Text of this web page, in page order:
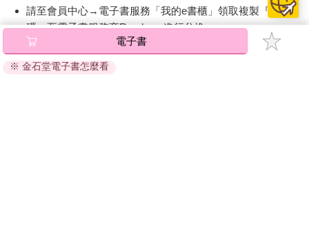
重要的是，必須了解對方也有自己的第一和第二的部分。
因此，必須尊重對方的第一和第二部分，如果無法做到這一點，
就不可能建立良好的關係。
不妨回顧一下自己至今為止的人際關係。好朋友、發自內心尊敬
的上司和同事，或是情人、夫妻，在這些關係中，最重要的是什
請至會員中心→電子書服務「我的e書櫃」領取複製『兌換
碼』至電子書服務商Readmoo進行兌換。
退換貨須知：
因版權保護，您在金石堂所購買的電子書僅能以金石堂專屬
電子書
※ 金石堂電子書怎麼看